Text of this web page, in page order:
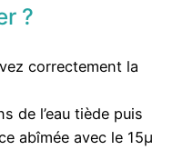
?
correctement la
de l’eau tiède puis
abîmée avec le 15µ